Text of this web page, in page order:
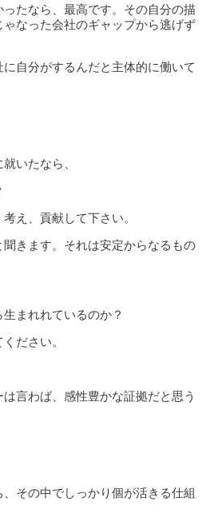
たなら、最高です。その自分の描
なった会社のギャップから逃げず
自分がするんだと主体的に働いて
いたなら、
え、貢献して下さい。
きます。それは安定からなるもの
まれれているのか？
ださい。
言わば、感性豊かな証拠だと思う
その中でしっかり個が活きる仕組